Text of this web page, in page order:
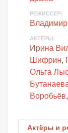
РЕЖИССЕР:
АКТЕРЫ:
Ирина
Шифрин,
Ольга
Воробьёв
Актёры и